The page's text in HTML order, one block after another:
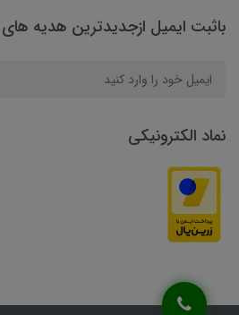
باثبت ایمیل ازجدیدترین هدیه های
نماد الکترونیکی